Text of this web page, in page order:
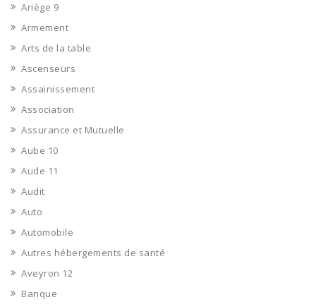
Ariège 9
Armement
Arts de la table
Ascenseurs
Assainissement
Association
Assurance et Mutuelle
Aube 10
Aude 11
Audit
Auto
Automobile
Autres hébergements de santé
Aveyron 12
Banque